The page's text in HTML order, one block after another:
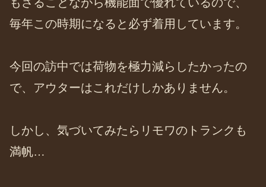
毎年この時期になると必ず着用しています。
今回の訪中では荷物を極力減らしたかったの
で、アウターはこれだけしかありません。
しかし、気づいてみたらリモワのトランクも
満帆…